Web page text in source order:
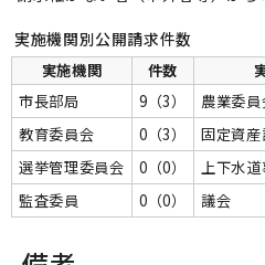
実施機関別公開請求件数
実施機関 件数
市長部局
9（3） 農業委員
教育委員会
0（3） 固定資
選挙管理委員会
0（0） 上下水
監査委員
0（0） 議会